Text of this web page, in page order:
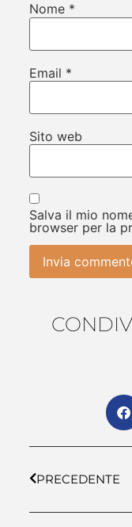
Nome *
Email *
Sito web
Salva il mio
browser per la
PRECEDENTE